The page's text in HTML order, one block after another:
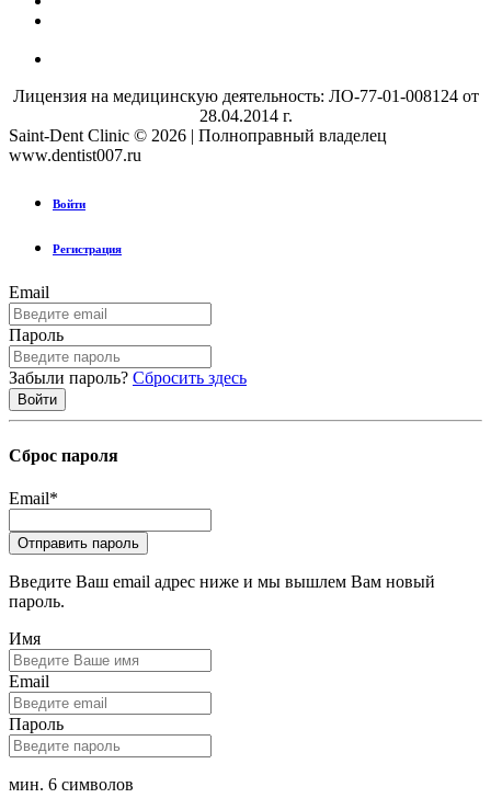
Лицензия на медицинскую деятельность: ЛО-77-01-008124 от
28.04.2014 г.
Saint-Dent Clinic © 2026 | Полноправный владелец
www.dentist007.ru
Войти
Регистрация
Email
Пароль
Забыли пароль? Сбросить здесь
Сброс пароля
Email*
Введите Ваш email адрес ниже и мы вышлем Вам новый
пароль.
Имя
Email
Пароль
мин. 6 символов